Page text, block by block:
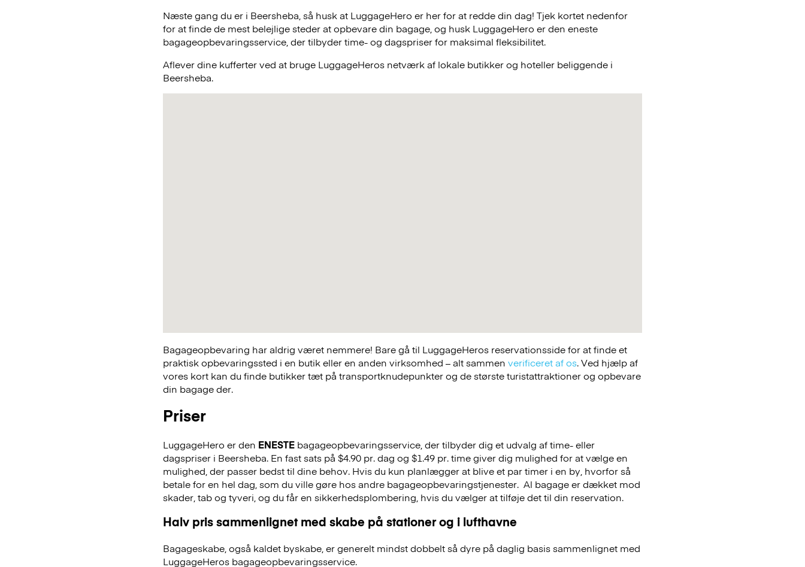
Næste gang du er i Beersheba, så husk at LuggageHero er her for at redde din dag! Tjek kortet nedenfor
for at finde de mest belejlige steder at opbevare din bagage, og husk LuggageHero er den eneste
bagageopbevaringsservice, der tilbyder time- og dagspriser for maksimal fleksibilitet.
Aflever dine kufferter ved at bruge LuggageHeros netværk af lokale butikker og hoteller beliggende i
Beersheba.
Bagageopbevaring har aldrig været nemmere! Bare gå til LuggageHeros reservationsside for at finde et
praktisk opbevaringssted i en butik eller en anden virksomhed – alt sammen verificeret af os. Ved hjælp af
vores kort kan du finde butikker tæt på transportknudepunkter og de største turistattraktioner og opbevare
din bagage der.
Priser
LuggageHero er den ENESTE bagageopbevaringsservice, der tilbyder dig et udvalg af time- eller
dagspriser i Beersheba. En fast sats på $4.90 pr. dag og $1.49 pr. time giver dig mulighed for at vælge en
mulighed, der passer bedst til dine behov. Hvis du kun planlægger at blive et par timer i en by, hvorfor så
betale for en hel dag, som du ville gøre hos andre bagageopbevaringstjenester. Al bagage er dækket mod
skader, tab og tyveri, og du får en sikkerhedsplombering, hvis du vælger at tilføje det til din reservation.
Halv pris sammenlignet med skabe på stationer og i lufthavne
Bagageskabe, også kaldet byskabe, er generelt mindst dobbelt så dyre på daglig basis sammenlignet med
LuggageHeros bagageopbevaringsservice.